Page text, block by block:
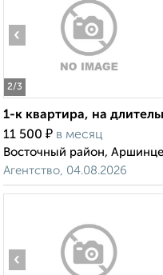
2/3
‹
1-к квартира, на
11 500 ₽ в месяц
Восточный район,
Агентство, 04.08.2026
‹